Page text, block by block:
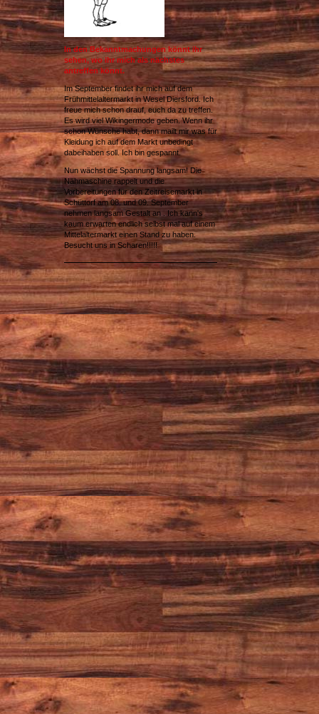
In den Bekanntmachungen könnt ihr
sehen, wo ihr mich als nächstes
antreffen könnt.
Im September findet ihr mich auf dem
Frühmittelaltermarkt in Wesel Diersford. Ich
freue mich schon drauf, euch da zu treffen.
Es wird viel Wikingermode geben. Wenn ihr
schon Wünsche habt, dann mailt mir was für
Kleidung ich auf dem Markt unbedingt
dabeihaben soll. Ich bin gespannt.
Nun wächst die Spannung langsam! Die
Nähmaschine rappelt und die
Vorbereitungen für den Zeitreisemarkt in
Schüttorf am 08. und 09. September
nehmen langsam Gestalt an . Ich kann's
kaum erwarten endlich selbst mal auf einem
Mittelaltermarkt einen Stand zu haben.
Besucht uns in Scharen!!!!!